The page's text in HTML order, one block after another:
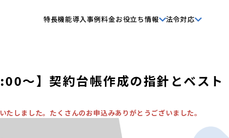
特長機能導入事例料金お役立ち情報 法令対応
〜】契約台帳作成の指針とベスト
しました。たくさんのお申込みありがとうございました。